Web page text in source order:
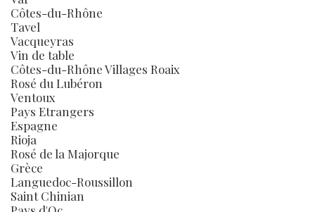
Côtes-du-Rhône
Tavel
Vacqueyras
Vin de table
Côtes-du-Rhône Villages Roaix
Rosé du Lubéron
Ventoux
Pays Etrangers
Espagne
Rioja
Rosé de la Majorque
Grèce
Languedoc-Roussillon
Saint Chinian